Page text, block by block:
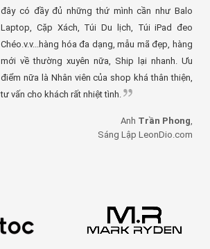
đây có đầy đủ những thứ mình cần như Balo
Laptop, Cặp Xách, Túi Du lịch, Túi iPad đeo
Chéo.v.v...hàng hóa đa dạng, mẫu mã đẹp, hàng
mới về thường xuyên nữa, Ship lại nhanh. Ưu
điểm nữa là Nhân viên của shop khá thân thiện,
tư vấn cho khách rất nhiệt tình.
Anh Trần Phong
Sáng Lập LeonDio.com